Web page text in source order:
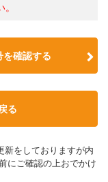
確認する
る
をしておりますが内
にご確認の上おでかけ